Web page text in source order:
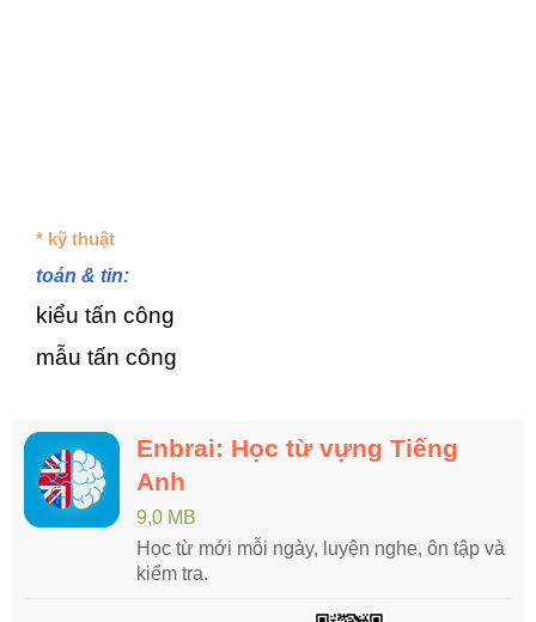
* kỹ thuật
toán & tin:
kiểu tấn công
mẫu tấn công
Enbrai: Học từ vựng Tiếng
Anh
9,0 MB
Học từ mới mỗi ngày, luyện nghe, ôn tập và
kiểm tra.